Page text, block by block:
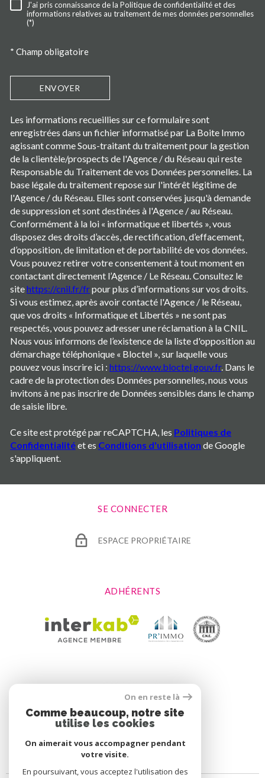
RÈGLEMENTATION
J'ai pris connaissance de la Politique de confidentialité et des
informations relatives au traitement de mes données personnelles
(*)
* Champ obligatoire
ENVOYER
Les informations recueillies sur ce formulaire sont
enregistrées dans un fichier informatisé par La Boite Immo
agissant comme Sous-traitant du traitement pour la gestion
de la clientèle/prospects de l'Agence / du Réseau qui reste
Responsable du Traitement de vos Données personnelles. La
base légale du traitement repose sur l'intérêt légitime de
l'Agence / du Réseau. Elles sont conservées jusqu'à demande
de suppression et sont destinées à l'Agence / au Réseau.
Conformément à la loi « informatique et libertés », vous
disposez des droits d’accès, de rectification, d’effacement,
d’opposition, de limitation et de portabilité de vos données.
Vous pouvez retirer votre consentement à tout moment en
contactant directement l’Agence / Le Réseau. Consultez le
sitehttps://cnil.fr/frpour plus d’informations sur vos droits.
Si vous estimez, après avoir contacté l'Agence / le Réseau,
que vos droits « Informatique et Libertés » ne sont pas
respectés, vous pouvez adresser une réclamation à la CNIL.
Nous vous informons de l’existence de la liste d'opposition au
démarchage téléphonique « Bloctel », sur laquelle vous
pouvez vous inscrire ici : https://www.bloctel.gouv.fr. Dans le
cadre de la protection des Données personnelles, nous vous
invitons à ne pas inscrire de Données sensibles dans le champ
de saisie libre.
Ce site est protégé par reCAPTCHA, les Politiques de
Confidentialitéet es Conditions d'utilisation de Google
s'appliquent.
SE CONNECTER
ESPACE PROPRIÉTAIRE
ADHÉRENTS
On en reste là
Comme beaucoup, notre site
utilise les cookies
On aimerait vous accompagner pendant
votre visite.
En poursuivant, vous acceptez l'utilisation des